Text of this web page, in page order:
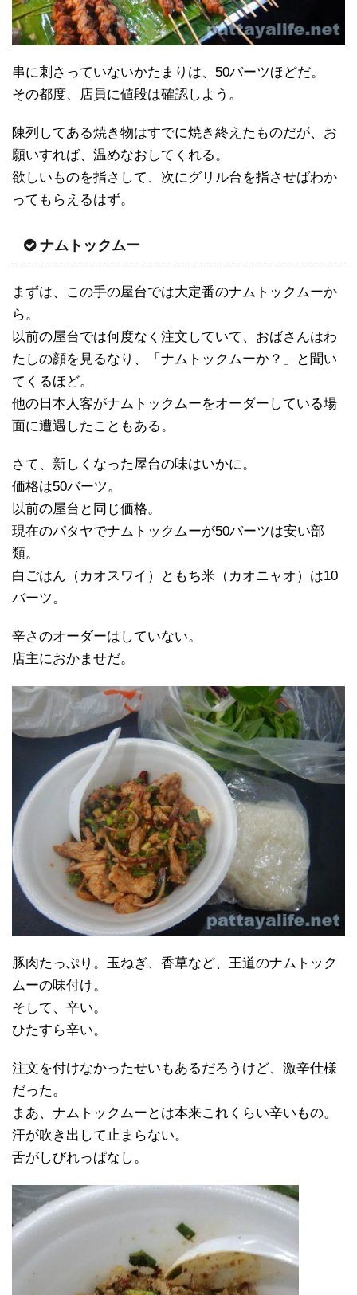
串に刺さっていないかたまりは、50バーツほどだ。
その都度、店員に値段は確認しよう。
陳列してある焼き物はすでに焼き終えたものだが、お
願いすれば、温めなおしてくれる。
欲しいものを指さして、次にグリル台を指させばわか
ってもらえるはず。
ナムトックムー
まずは、この手の屋台では大定番のナムトックムーか
ら。
以前の屋台では何度なく注文していて、おばさんはわ
たしの顔を見るなり、「ナムトックムーか？」と聞い
てくるほど。
他の日本人客がナムトックムーをオーダーしている場
面に遭遇したこともある。
さて、新しくなった屋台の味はいかに。
価格は50バーツ。
以前の屋台と同じ価格。
現在のパタヤでナムトックムーが50バーツは安い部
類。
白ごはん（カオスワイ）ともち米（カオニャオ）は10
バーツ。
辛さのオーダーはしていない。
店主におかませだ。
豚肉たっぷり。玉ねぎ、香草など、王道のナムトック
ムーの味付け。
そして、辛い。
ひたすら辛い。
注文を付けなかったせいもあるだろうけど、激辛仕様
だった。
まあ、ナムトックムーとは本来これくらい辛いもの。
汗が吹き出して止まらない。
舌がしびれっぱなし。